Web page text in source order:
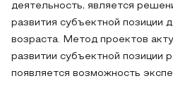
деятельность, является
развития субъектной позиции
возраста. Метод проектов
развитии субъектной позиции
появляется возможность